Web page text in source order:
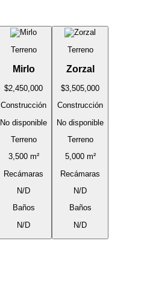
Terreno
Mirlo
$2,450,000
Construcción
No disponible
Terreno
3,500 m²
Recámaras
N/D
Baños
N/D
Terreno
Zorzal
$3,505,000
Construcción
No disponible
Terreno
5,000 m²
Recámaras
N/D
Baños
N/D